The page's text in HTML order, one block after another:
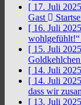
[ 17. Juli
Gast
[ 16. Juli
wohlgefühlt!“
[ 15. Juli
[ 14. Juli
[ 14. Juli
dass wir
[ 13. Juli